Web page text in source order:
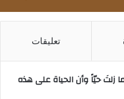
تعليقات
زلتَ حيّاً وأن الحياة على هذه